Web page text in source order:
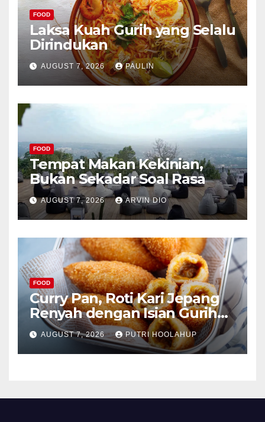
FOOD
Laksa Kuah Gurih yang Selalu
Dirindukan
AUGUST 7, 2026 PAULIN
FOOD
Tempat Makan Kekinian,
Bukan Sekadar Soal Rasa
AUGUST 7, 2026 ARVIN DIO
FOOD
Curry Pan, Roti Kari Jepang
Renyah dengan Isian Gurih
Menggoda
AUGUST 7, 2026 PUTRI HOOLAHUP